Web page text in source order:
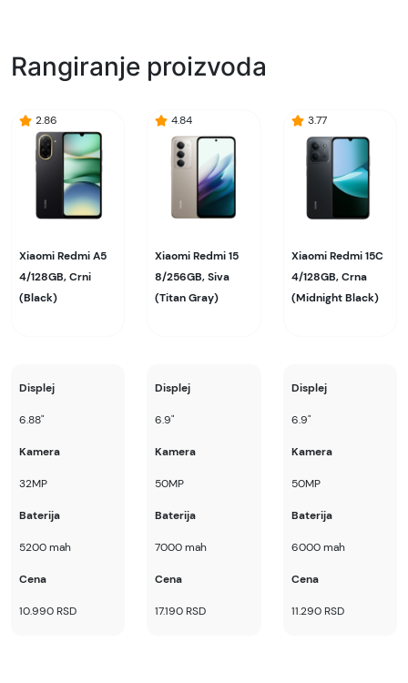
EAN:
6932554449735, 6932554450021
Zemlja porekla:
Prava potrošača:
Zagarantovana sva prava kupaca po osnovu
Superfon doo se trudi da informacije i fotografije
artikala budu što tačnije i detaljnije ali ne može
Rangiranje proizvoda
2.86
Xiaomi Redmi A5
4/128GB, Crni
(Black)
4.84
Xiaomi Redmi 15
8/256GB, Siva
(Titan Gray)
3.77
Xiaomi Redmi 15C
4/128GB, Crna
(Midnight Black)
Displej
6.88"
Kamera
32MP
Baterija
5200 mah
Cena
10.990 RSD
Displej
6.9"
Kamera
50MP
Baterija
7000 mah
Cena
17.190 RSD
Displej
6.9"
Kamera
50MP
Baterija
6000 mah
Cena
11.290 RSD